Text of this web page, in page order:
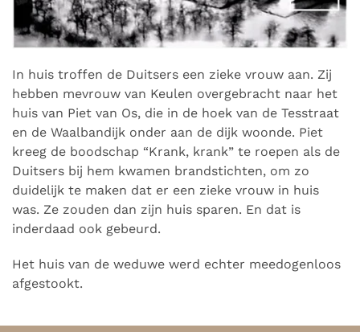
In huis troffen de Duitsers een zieke vrouw aan. Zij
hebben mevrouw van Keulen overgebracht naar het
huis van Piet van Os, die in de hoek van de Tesstraat
en de Waalbandijk onder aan de dijk woonde. Piet
kreeg de boodschap “Krank, krank” te roepen als de
Duitsers bij hem kwamen brandstichten, om zo
duidelijk te maken dat er een zieke vrouw in huis
was. Ze zouden dan zijn huis sparen. En dat is
inderdaad ook gebeurd.
Het huis van de weduwe werd echter meedogenloos
afgestookt.